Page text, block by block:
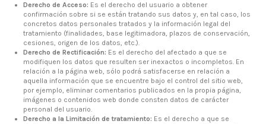
Derecho de Acceso: Es el derecho del usuario a obtener
confirmación sobre si se están tratando sus datos y, en tal caso, los
concretos datos personales tratados y la información legal del
tratamiento (finalidades, base legitimadora, plazos de conservación,
cesiones, origen de los datos, etc.).
Derecho de Rectificación: Es el derecho del afectado a que se
modifiquen los datos que resulten ser inexactos o incompletos. En
relación a la página web, sólo podrá satisfacerse en relación a
aquella información que se encuentre bajo el control del sitio web,
por ejemplo, eliminar comentarios publicados en la propia página,
imágenes o contenidos web donde consten datos de carácter
personal del usuario.
Derecho a la Limitación de tratamiento: Es el derecho a que se